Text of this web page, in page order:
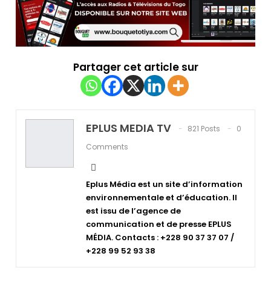
Partager cet article sur
EPLUS MEDIA TV 821 Posts
0
Comments
Eplus Média est un site d’information
environnementale et d’éducation. Il
est issu de l’agence de
communication et de presse EPLUS
MÉDIA. Contacts : +228 90 37 37 07 /
+228 99 52 93 38